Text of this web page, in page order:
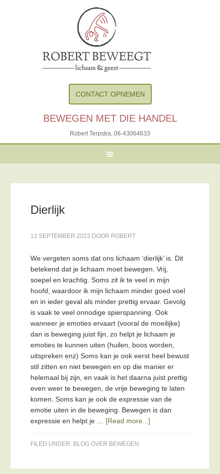
CONTACT OPNEMEN
BEWEGEN MET DIE HANDEL
Robert Terpstra, 06-43064633
Dierlijk
12 SEPTEMBER 2023 DOOR ROBERT
We vergeten soms dat ons lichaam ‘dierlijk’ is. Dit
betekend dat je lichaam moet bewegen. Vrij,
soepel en krachtig. Soms zit ik te veel in mijn
hoofd, waardoor ik mijn lichaam minder goed voel
en in ieder geval als minder prettig ervaar. Gevolg
is vaak te veel onnodige spierspanning. Ook
wanneer je emoties ervaart (vooral de moeilijke)
dan is beweging juist fijn, zo helpt je lichaam je
emoties te kunnen uiten (huilen, boos worden,
uitspreken enz) Soms kan je ook eerst heel bewust
stil zitten en niet bewegen en op die manier er
helemaal bij zijn, en vaak is het daarna juist prettig
even weer te bewegen, de vrije beweging te laten
komen. Soms kan je ook de expressie van de
emotie uiten in de beweging. Bewegen is dan
expressie en helpt je … [Read more...]
FILED UNDER: BLOG OVER BEWEGEN